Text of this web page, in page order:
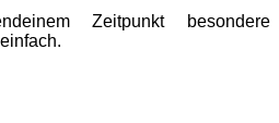
Zeitpunkt besondere